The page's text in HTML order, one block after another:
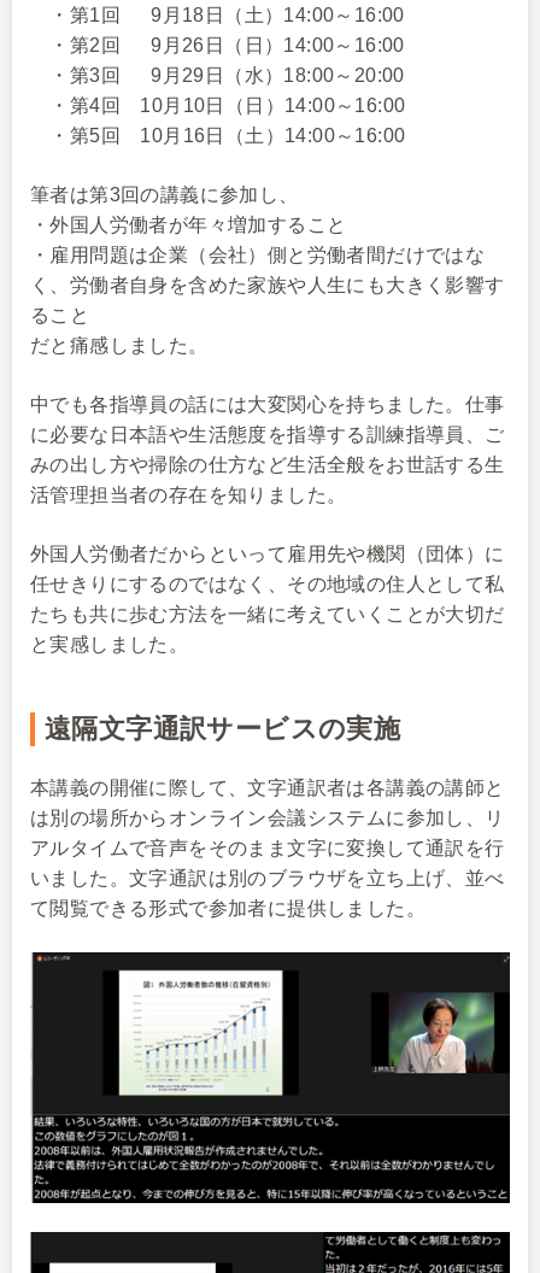
・第1回 9月18日（土）14:00～16:00
・第2回 9月26日（日）14:00～16:00
・第3回 9月29日（水）18:00～20:00
・第4回 10月10日（日）14:00～16:00
・第5回 10月16日（土）14:00～16:00
筆者は第3回の講義に参加し、
・外国人労働者が年々増加すること
・雇用問題は企業（会社）側と労働者間だけではな
く、労働者自身を含めた家族や人生にも大きく影響す
ること
だと痛感しました。
中でも各指導員の話には大変関心を持ちました。仕事
に必要な日本語や生活態度を指導する訓練指導員、ご
みの出し方や掃除の仕方など生活全般をお世話する生
活管理担当者の存在を知りました。
外国人労働者だからといって雇用先や機関（団体）に
任せきりにするのではなく、その地域の住人として私
たちも共に歩む方法を一緒に考えていくことが大切だ
と実感しました。
遠隔文字通訳サービスの実施
本講義の開催に際して、文字通訳者は各講義の講師と
は別の場所からオンライン会議システムに参加し、リ
アルタイムで音声をそのまま文字に変換して通訳を行
いました。文字通訳は別のブラウザを立ち上げ、並べ
て閲覧できる形式で参加者に提供しました。